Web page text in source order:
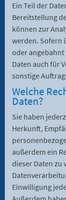
Ein Teil der
Bereitstellung
können zur
werden. Sofern
oder
Daten auch für
sonstige
Welche
Daten?
Sie haben
Herkunft,
außerdem ein
dieser Daten zu
Einwilligung